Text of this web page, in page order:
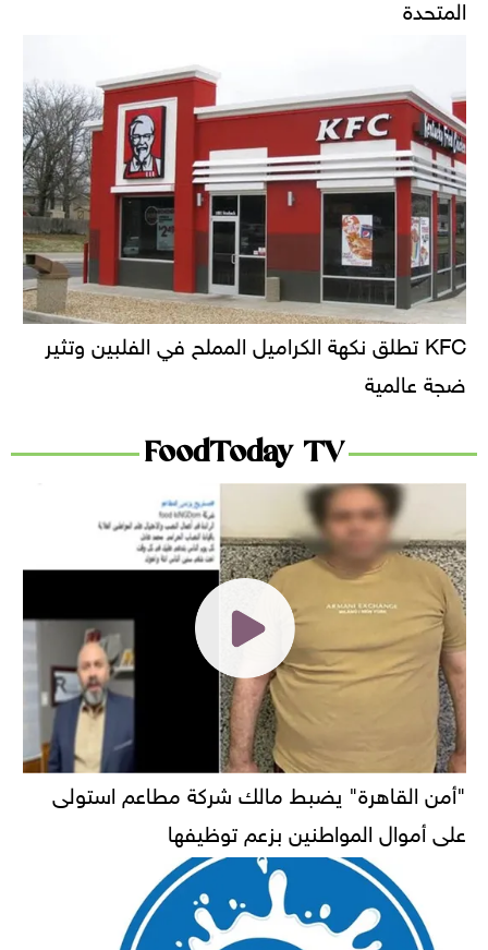
المتحدة
KFC تطلق نكهة الكراميل المملح في الفلبين وتثير
ضجة عالمية
FoodToday TV
"أمن القاهرة" يضبط مالك شركة مطاعم استولى
على أموال المواطنين بزعم توظيفها